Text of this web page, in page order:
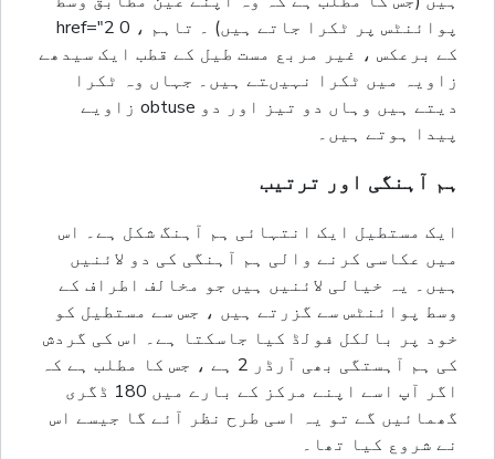
پوائنٹس پر ٹکرا جاتے ہیں) ۔ تاہم ، 0 href="2
کے برعکس ، غیر مربع مست طیل کے قطب ایک سیدھے
زاویہ میں ٹکرا نہیںتے ہیں۔ جہاں وہ ٹکرا
دیتے ہیں وہاں دو تیز اور دو obtuse زاویے
پیدا ہوتے ہیں۔
ہم آہنگی اور ترتیب
ایک مستطیل ایک انتہائی ہم آہنگ شکل ہے۔ اس
میں عکاسی کرنے والی ہم آہنگی کی دو لائنیں
ہیں۔ یہ خیالی لائنیں ہیں جو مخالف اطراف کے
وسط پوائنٹس سے گزرتے ہیں ، جس سے مستطيل کو
خود پر بالکل فولڈ کیا جاسکتا ہے۔ اس کی گردش
کی ہم آہستگی بھی آرڈر 2 ہے ، جس کا مطلب ہے کہ
اگر آپ اسے اپنے مرکز کے بارے میں 180 ڈگری
گھمائیں گے تو یہ اسی طرح نظر آئے گا جیسے اس
نے شروع کیا تھا۔